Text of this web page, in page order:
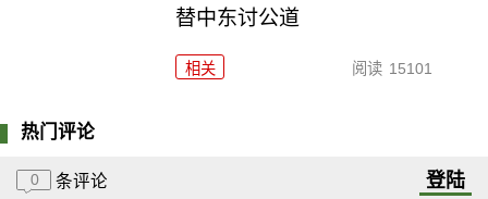
替中东讨公道
相关 阅读 15101
热门评论
0 条评论 登陆